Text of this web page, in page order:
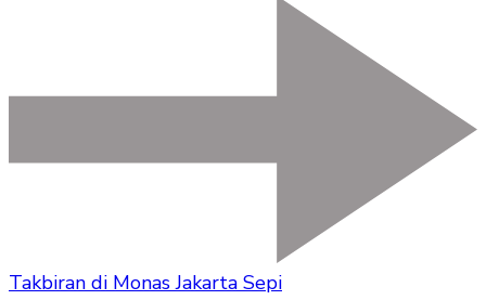
Takbiran di Monas Jakarta Sepi